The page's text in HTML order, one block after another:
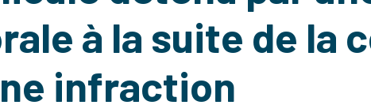
à la suite de la
infraction